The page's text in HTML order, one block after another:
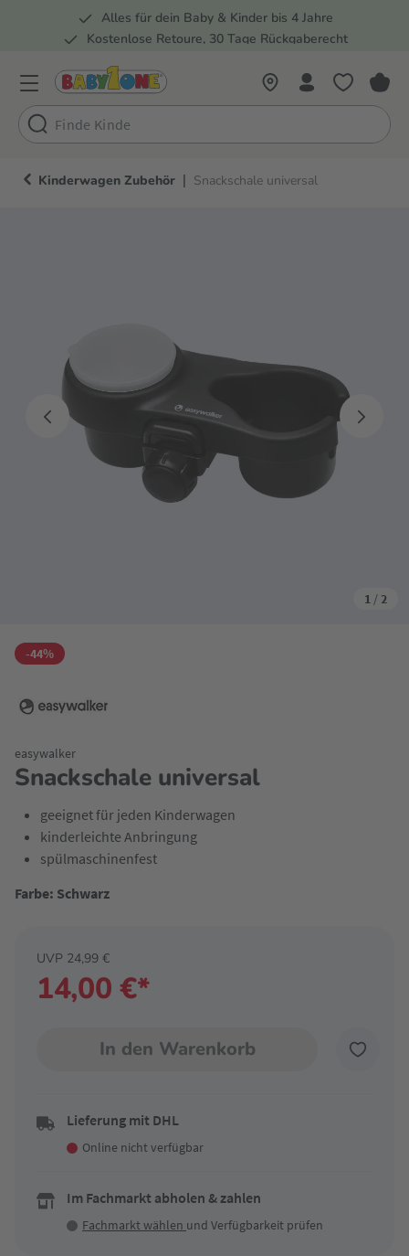
Zur Hauptnavigation springen
Alles für dein Baby & Kinder bis 4 Jahre
Kostenlose Retoure, 30 Tage Rückgaberecht
Kinderwagen Zubehör | Snackschale universal
1 / 2
-44%
Snackschale universal
easywalker
geeignet für jeden Kinderwagen
kinderleichte Anbringung
spülmaschinenfest
Farbe: Schwarz
14,00 €*
UVP 24,99 €
In den Warenkorb
Lieferung mit DHL
Online nicht verfügbar
Im Fachmarkt abholen & zahlen
Fachmarkt wählen und Verfügbarkeit prüfen